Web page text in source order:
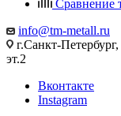
Сравнение
info@tm-metall.ru
г.Санкт-
эт.2
Вконтакте
Instagram